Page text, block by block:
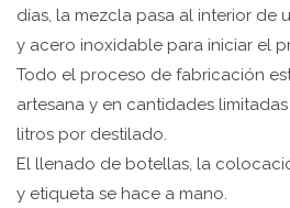
días, la mezcla pasa al interior de
y acero inoxidable para iniciar el
Todo el proceso de fabricación
artesana y en cantidades
litros por destilado.
El llenado de botellas, la
y etiqueta se hace a mano.